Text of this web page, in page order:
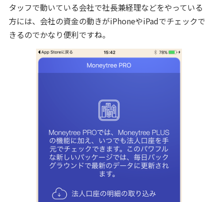
タッフで動いている会社で社長兼経理などをやっている
方には、会社の資金の動きがiPhoneやiPadでチェックで
きるのでかなり便利ですね。